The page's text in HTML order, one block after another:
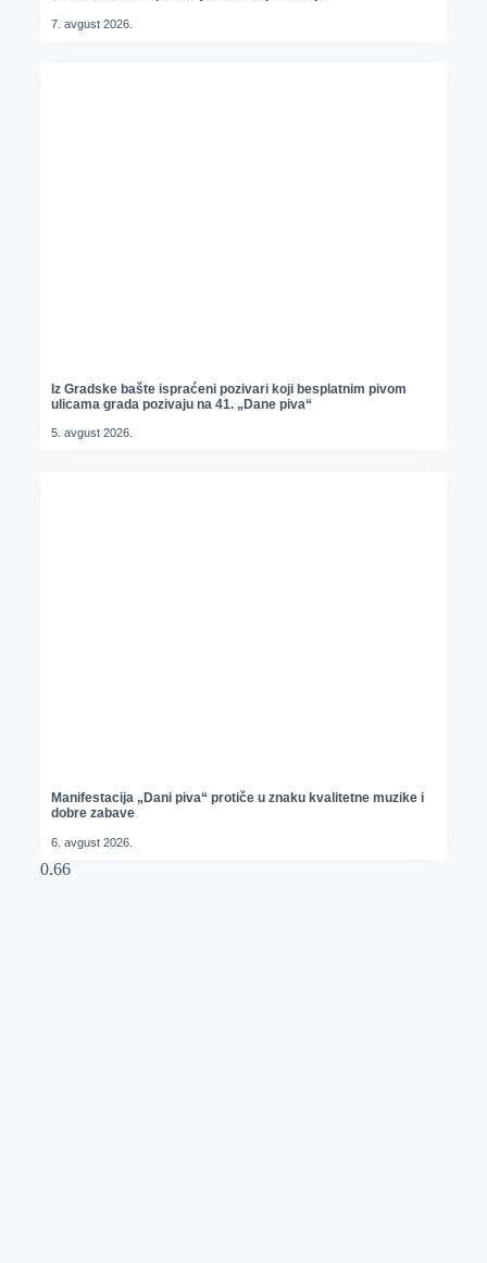
7. avgust 2026.
Iz Gradske bašte ispraćeni pozivari koji besplatnim pivom
ulicama grada pozivaju na 41. „Dane piva“
5. avgust 2026.
Manifestacija „Dani piva“ protiče u znaku kvalitetne muzike i
dobre zabave
6. avgust 2026.